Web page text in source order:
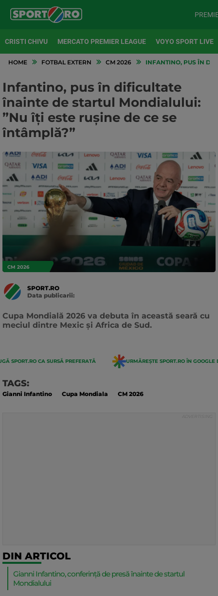
CRISTI CHIVU MERCATO PREMIER LEAGUE VOYO SPORT LIVE
HOME FOTBAL EXTERN CM 2026 INFANTINO, PUS ÎN
Infantino, pus în dificultate
înainte de startul Mondialului:
”Nu îți este rușine de ce se
întâmplă?”
CM 2026
SPORT.RO
Data publicarii:
Cupa Mondială 2026 va debuta în această seară cu
meciul dintre Mexic și Africa de Sud.
SPORT.RO CA SURSĂ PREFERATĂ URMĂREȘTE SPORT.RO ÎN GOOGLE
TAGS:
Gianni Infantino Cupa Mondiala CM 2026
DIN ARTICOL
Gianni Infantino, conferință de presă înainte de startul
Mondialului